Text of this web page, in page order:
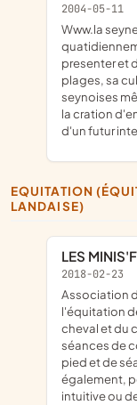
2004-05-11
www.la seyne.st est un magazine interactif, actualisé
presenter et
plages, sa
seynoises
la cration
d'un futur
EQUITATION (ÉQUITATION, HIPPISME, COURSE CAMARGUAISE,
LANDAISE)
LES
2018-02-23
association de spectacle équestre visant à faire découvrir
l'équitation
cheval et du
séances de
pied et de
également,
intuitive ou